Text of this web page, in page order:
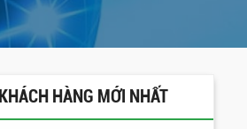
KHÁCH HÀNG MỚI NHẤT